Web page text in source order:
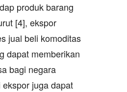
produk barang
[4], ekspor
jual beli komoditas
dapat memberikan
bagi negara
juga dapat